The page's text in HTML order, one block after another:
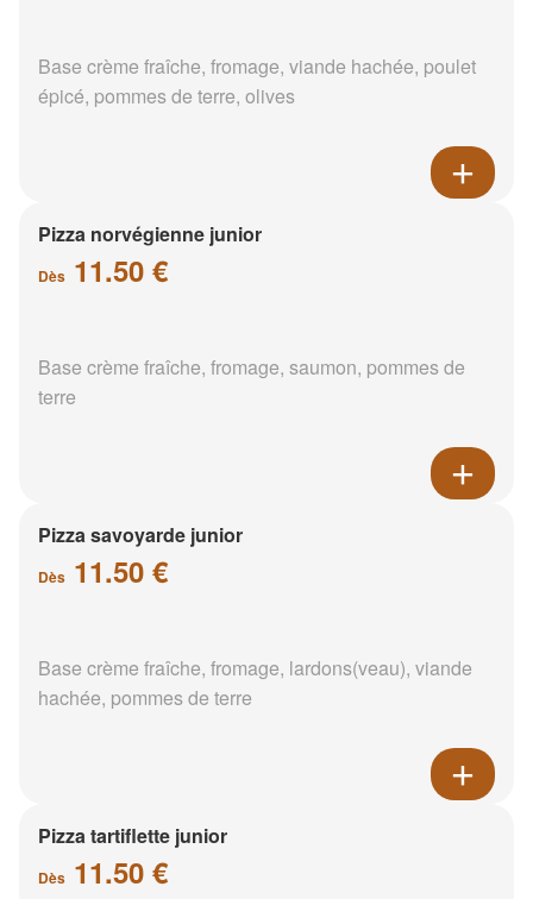
Base crème fraîche, fromage, viande hachée, poulet
épicé, pommes de terre, olives
Pizza norvégienne junior
Dès 11.50 €
Base crème fraîche, fromage, saumon, pommes de
terre
Pizza savoyarde junior
Dès 11.50 €
Base crème fraîche, fromage, lardons(veau), viande
hachée, pommes de terre
Pizza tartiflette junior
Dès 11.50 €